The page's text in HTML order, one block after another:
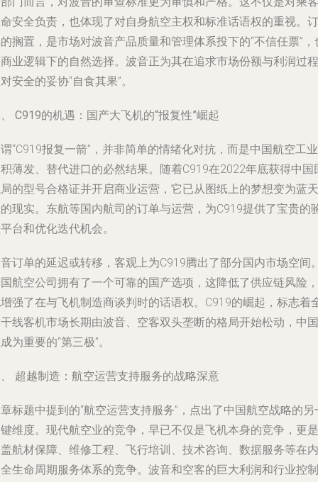
安全负责，也体现了对自身航空主权和标准话语权的重视。订
搁置，是市场对波音产品质量和管理体系投下的“不信任票”，
业逻辑下的自然选择。波音正为其在追求市场份额与利润过程
安全的妥协“自食其果”。
C919的机遇：国产大飞机的“报复性”崛起
“C919报复一箭”，并非简单的情绪化对抗，而是中国航空工业
薄发、替代进口的必然结果。随着C919在2022年底获得中国
的型号合格证并开启商业运营，它已从图纸上的梦想变为蓝天
现实。东航等国内航司的订单与运营，为C919提供了宝贵的
台和优化迭代机会。
订单的延迟或转移，客观上为C919腾出了部分国内市场空间
航空公司拥有了一个可靠的国产选项，这降低了供应链风险，
强了在与飞机制造商谈判时的话语权。C919的崛起，标志着
线客机市场长期由波音、空客双头垄断的格局开始松动，中国
为重要的“第三极”。
超越制造：航空运营支持服务的战略深意
标题中提到的“航空运营支持服务”，点出了中国航空战略的另
维度。现代航空业的竞争，早已不仅是飞机本身的竞争，更是
航材保障、维修工程、飞行培训、技术咨询、数据服务等在内
生命周期服务体系的竞争。波音和空客的巨大利润和行业控制